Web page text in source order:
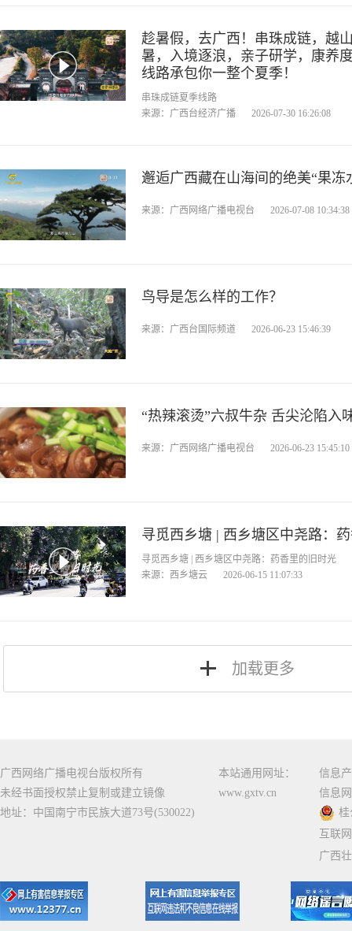
趁暑假，去广西！串珠成链，越
暑，入境逐浪，亲子研学，康养
线路承包你一整个夏季！
串珠成链夏季线路
来源：广西台经济广播
2026-07-30 16:26:08
邂逅广西藏在山海间的绝美“果冻
来源：广西网络广播电视台 2026-07-08 10:34:38
鸟导是怎么样的工作？
来源：广西台国际频道 2026-06-23 15:46:39
“热辣滚烫”六叔牛杂 舌尖沦陷入
来源：广西网络广播电视台 2026-06-23 15:45:10
寻觅西乡塘 | 西乡塘区中尧路：
寻觅西乡塘 | 西乡塘区中尧路：药香里的旧时光
来源：西乡塘云
2026-06-15 11:07:33
加载更多
广西网络广播电视台版权所有
未经书面授权禁止复制或建立镜像
地址：中国南宁市民族大道73号(530022)
本站通用网址：
www.gxtv.cn
信息
信息
桂
互联
广西